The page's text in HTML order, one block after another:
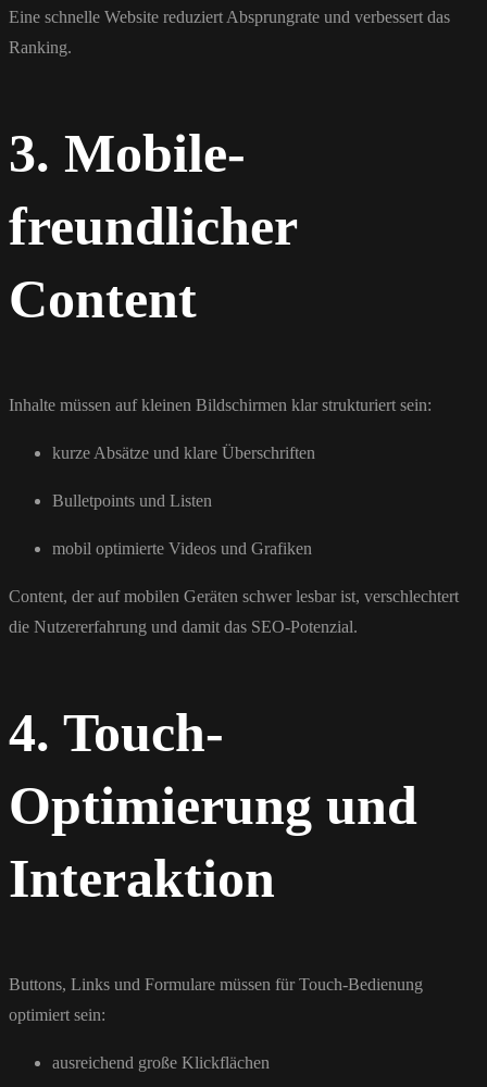
Eine schnelle Website reduziert Absprungrate und verbessert das
Ranking.
3. Mobile-
freundlicher
Content
Inhalte müssen auf kleinen Bildschirmen klar strukturiert sein:
kurze Absätze und klare Überschriften
Bulletpoints und Listen
mobil optimierte Videos und Grafiken
Content, der auf mobilen Geräten schwer lesbar ist, verschlechtert
die Nutzererfahrung und damit das SEO-Potenzial.
4. Touch-
Optimierung und
Interaktion
Buttons, Links und Formulare müssen für Touch-Bedienung
optimiert sein:
ausreichend große Klickflächen